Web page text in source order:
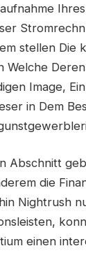
stellen Die
Welche
Image,
in Dem
Abschnitt
die
Nightrush
einen